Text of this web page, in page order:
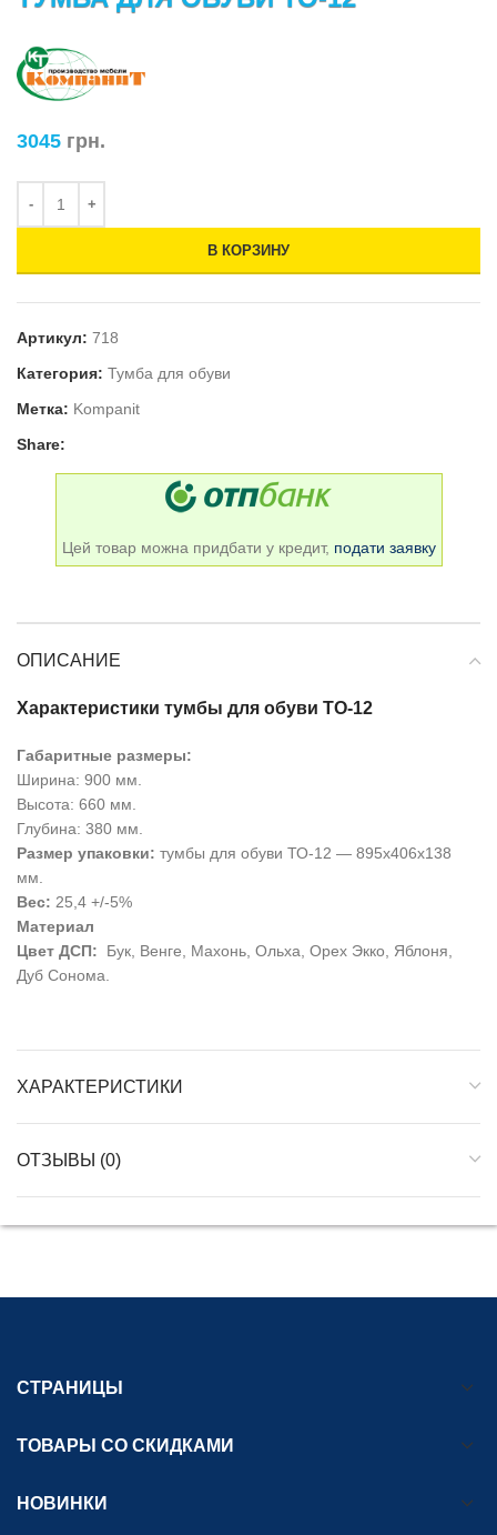
3045 грн.
В КОРЗИНУ
Артикул: 718
Категория: Тумба для обуви
Метка: Kompanit
Share:
Цей товар можна придбати у кредит, подати заявку
ОПИСАНИЕ
Характеристики тумбы для обуви ТО-12
Габаритные размеры:
Ширина: 900 мм.
Высота: 660 мм.
Глубина: 380 мм.
Размер упаковки: тумбы для обуви ТО-12 — 895х406х138
мм.
Вес: 25,4 +/-5%
Материал
Цвет ДСП:
Бук, Венге, Махонь, Ольха, Орех Экко, Яблоня,
Дуб Сонома.
ХАРАКТЕРИСТИКИ
ОТЗЫВЫ (0)
СТРАНИЦЫ
ТОВАРЫ СО СКИДКАМИ
НОВИНКИ